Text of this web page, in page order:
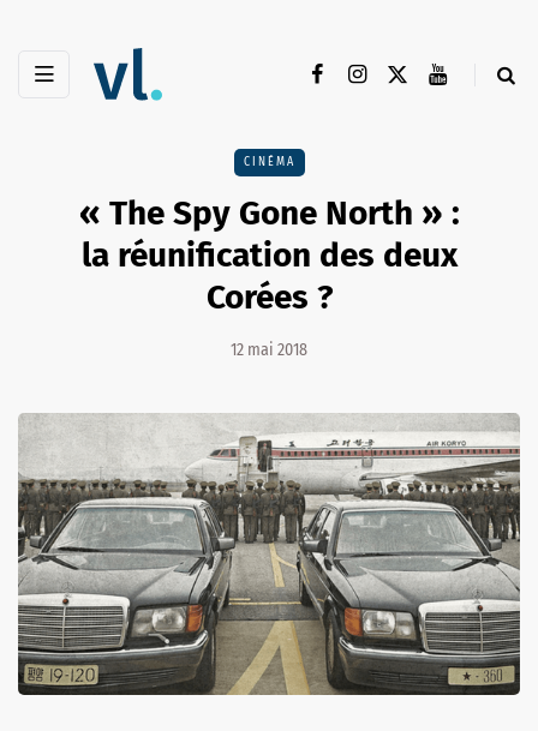
CINÉMA
« The Spy Gone North » :
la réunification des deux
Corées ?
12 mai 2018